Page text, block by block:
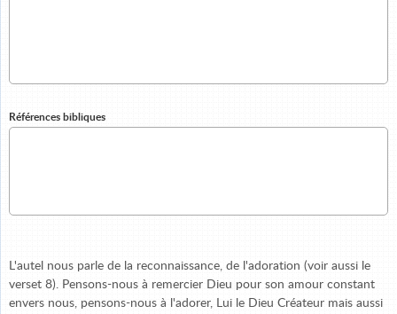
Références bibliques
L'autel nous parle de la reconnaissance, de l'adoration (voir aussi le
verset 8). Pensons-nous à remercier Dieu pour son amour constant
envers nous, pensons-nous à l'adorer, Lui le Dieu Créateur mais aussi